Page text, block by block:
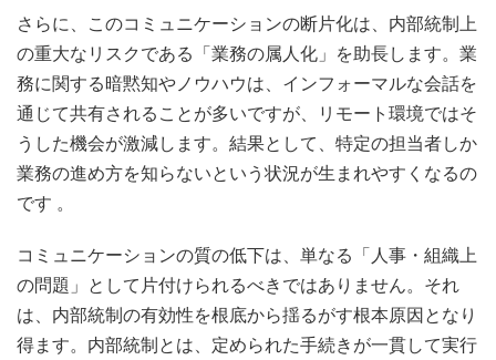
さらに、このコミュニケーションの断片化は、内部統制上
の重大なリスクである「業務の属人化」を助長します。業
務に関する暗黙知やノウハウは、インフォーマルな会話を
通じて共有されることが多いですが、リモート環境ではそ
うした機会が激減します。結果として、特定の担当者しか
業務の進め方を知らないという状況が生まれやすくなるの
です 。
コミュニケーションの質の低下は、単なる「人事・組織上
の問題」として片付けられるべきではありません。それ
は、内部統制の有効性を根底から揺るがす根本原因となり
得ます。内部統制とは、定められた手続きが一貫して実行